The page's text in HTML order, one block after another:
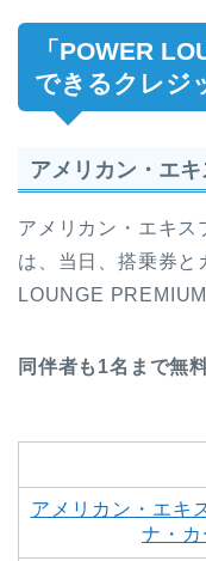
「POWER
できるクレジ
アメリカン・エ
アメリカン・エキス
は、当日、搭乗券と
LOUNGE
同伴者も1名まで無
アメリカン・エキ
ナ・カ